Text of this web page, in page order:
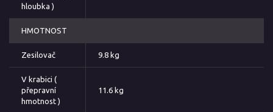
hloubka )
HMOTNOST
Zesilovač 9.8 kg
V krabici (
přepravní
hmotnost )
11.6 kg